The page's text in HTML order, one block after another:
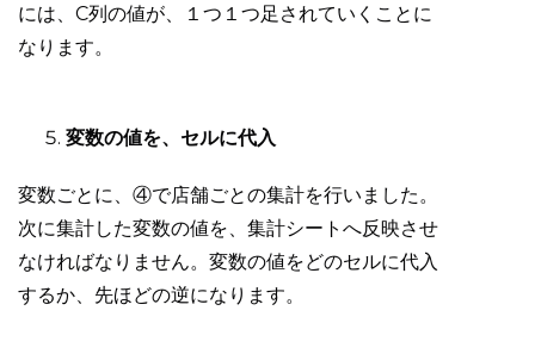
には、C列の値が、１つ１つ足されていくことに
なります。
変数の値を、セルに代入
変数ごとに、④で店舗ごとの集計を行いました。
次に集計した変数の値を、集計シートへ反映させ
なければなりません。変数の値をどのセルに代入
するか、先ほどの逆になります。